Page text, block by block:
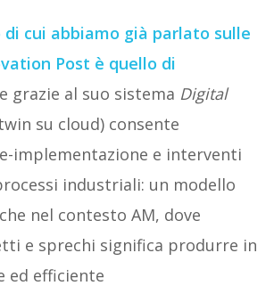
di cui abbiamo già parlato sulle
Post è quello di
grazie al suo sistema Digital
su cloud) consente
implementazione e interventi
industriali: un modello
nel contesto AM, dove
e sprechi significa produrre in
ed efficiente